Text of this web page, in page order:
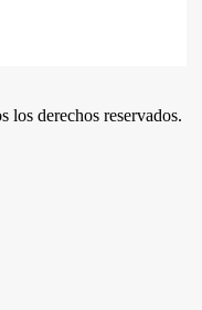
los derechos reservados.